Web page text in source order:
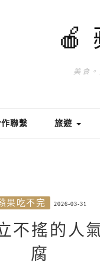
🍎
美食
作聯繫 旅遊
果吃不完 2026-03-31
不搖的人
腐